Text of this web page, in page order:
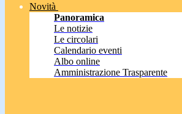
Novità
Panoramica
Le notizie
Le circolari
Calendario eventi
Albo online
Amministrazione Trasparente